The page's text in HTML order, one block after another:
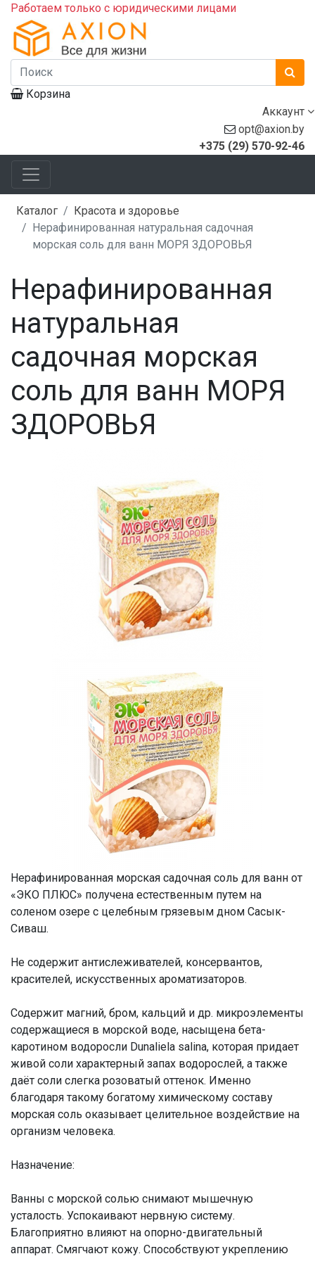
Работаем только с юридическими лицами
Корзина
Аккаунт
opt@axion.by
+375 (29) 570-92-46
Каталог
Красота и здоровье
Нерафинированная натуральная садочная
морская соль для ванн МОРЯ ЗДОРОВЬЯ
Нерафинированная
натуральная
садочная морская
соль для ванн МОРЯ
ЗДОРОВЬЯ
Нерафинированная морская садочная соль для ванн от
«ЭКО ПЛЮС» получена естественным путем на
соленом озере с целебным грязевым дном Сасык-
Сиваш.
Не содержит антислеживателей, консервантов,
красителей, искусственных ароматизаторов.
Содержит магний, бром, кальций и др. микроэлементы
содержащиеся в морской воде, насыщена бета-
каротином водоросли Dunaliela salina, которая придает
живой соли характерный запах водорослей, а также
даёт соли слегка розоватый оттенок. Именно
благодаря такому богатому химическому составу
морская соль оказывает целительное воздействие на
организм человека.
Назначение:
Ванны с морской солью снимают мышечную
усталость. Успокаивают нервную систему.
Благоприятно влияют на опорно-двигательный
аппарат. Смягчают кожу. Способствуют укреплению